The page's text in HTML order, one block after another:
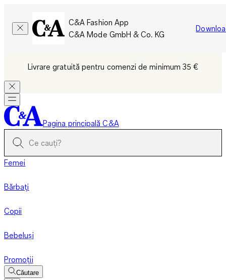
C&A Fashion App
C&A Mode GmbH & Co. KG
Livrare gratuită pentru comenzi de minimum 35 €
Pagina principală C&A
Femei
Bărbați
Copii
Bebeluși
Promoții
Căutare